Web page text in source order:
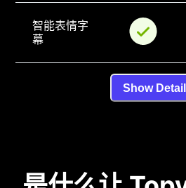
智能表情字
幕
Show